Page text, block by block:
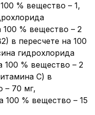
% вещество – 1,
100 % вещество – 2
в пересчете на 100
гидрохлорида
100 % вещество – 2
С) в
– 70 мг,
100 % вещество – 15